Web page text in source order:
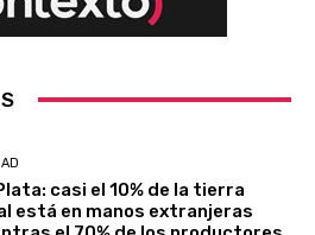
casi el 10% de la tierra
está en manos extranjeras